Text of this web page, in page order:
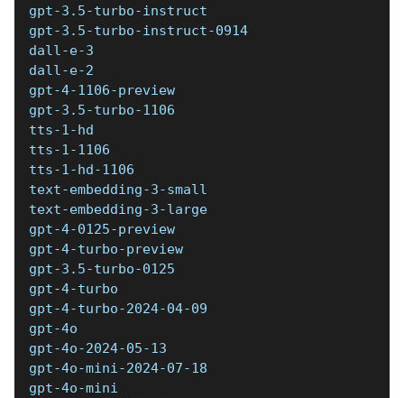
gpt-3.5-turbo-instruct
gpt-3.5-turbo-instruct-0914
dall-e-3
dall-e-2
gpt-4-1106-preview
gpt-3.5-turbo-1106
tts-1-hd
tts-1-1106
tts-1-hd-1106
text-embedding-3-small
text-embedding-3-large
gpt-4-0125-preview
gpt-4-turbo-preview
gpt-3.5-turbo-0125
gpt-4-turbo
gpt-4-turbo-2024-04-09
gpt-4o
gpt-4o-2024-05-13
gpt-4o-mini-2024-07-18
gpt-4o-mini